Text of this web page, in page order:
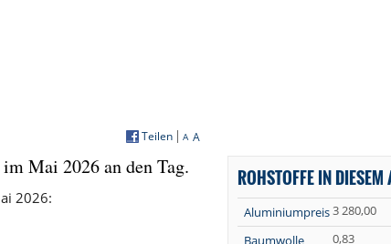
informieren bei Plus500
/ Shutterstock.com
ROHSTOFFE IN DIESEM
Aluminiumpreis3 280,00
Baumwolle
0,83